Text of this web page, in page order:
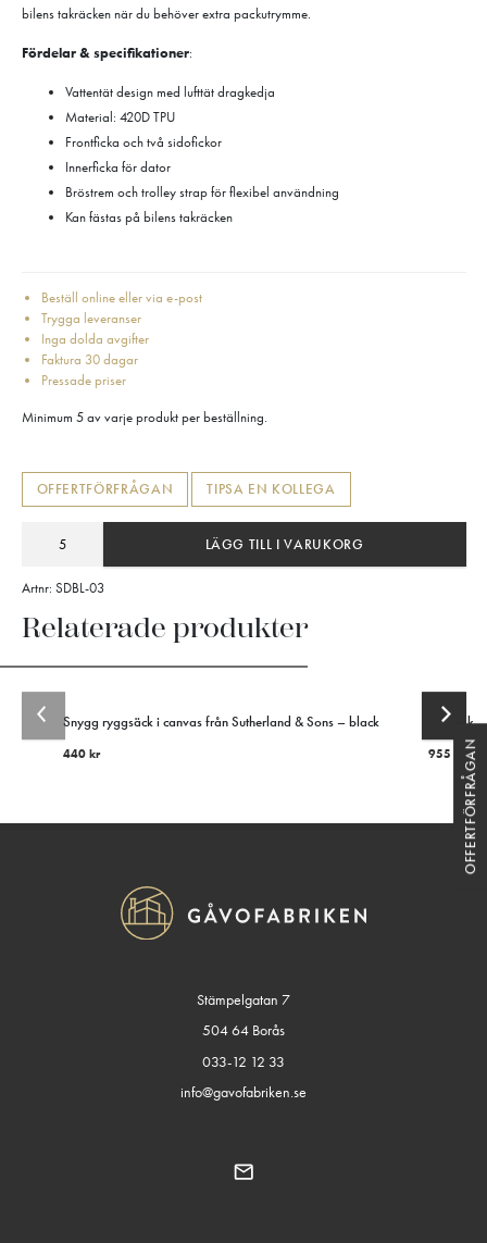
bilens takräcken när du behöver extra packutrymme.
Fördelar & specifikationer:
Vattentät design med lufttät dragkedja
Material: 420D TPU
Frontficka och två sidofickor
Innerficka för dator
Bröstrem och trolley strap för flexibel användning
Kan fästas på bilens takräcken
Beställ online eller via e-post
Trygga leveranser
Inga dolda avgifter
Faktura 30 dagar
Pressade priser
Minimum 5 av varje produkt per beställning.
OFFERTFÖRFRÅGAN TIPSA EN KOLLEGA
LÄGG TILL I VARUKORG
Artnr: SDBL-03
Relaterade produkter
Snygg ryggsäck i canvas från Sutherland & Sons – black
440 kr
Klassisk
955 kr
Stämpelgatan 7
504 64 Borås
033-12 12 33
info@gavofabriken.se
OFFERTFÖRFRÅGAN